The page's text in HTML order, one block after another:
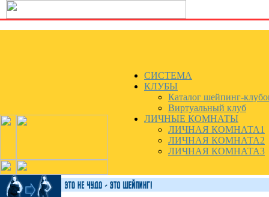
СИСТЕМА
КЛУБЫ
Каталог шейпинг-
Виртуальный клуб
ЛИЧНЫЕ КОМНАТЫ
ЛИЧНАЯ КОМНАТА1
ЛИЧНАЯ КОМНАТА2
ЛИЧНАЯ КОМНАТА3